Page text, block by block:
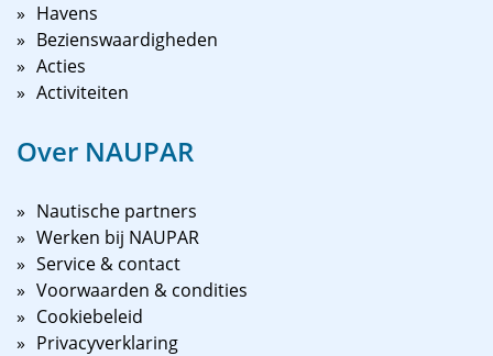
Havens
Bezienswaardigheden
Acties
Activiteiten
Over NAUPAR
Nautische partners
Werken bij NAUPAR
Service & contact
Voorwaarden & condities
Cookiebeleid
Privacyverklaring